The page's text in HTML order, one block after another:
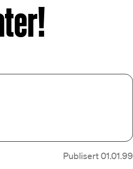
Publisert 01.01.99